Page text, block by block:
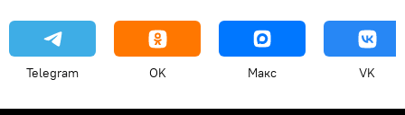
Telegram OK Макс VK